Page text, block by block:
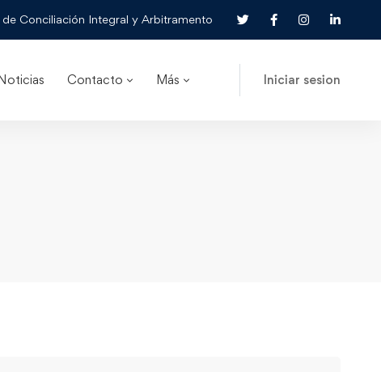
Conciliación Integral y Arbitramento
Contacto Más Iniciar sesion